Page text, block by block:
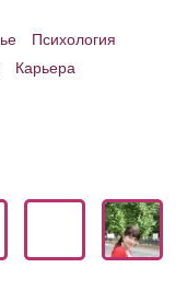
Психология
Карьера